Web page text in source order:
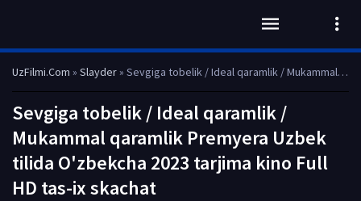
UzFilmi.Com » Slayder» Sevgiga tobelik / Ideal qaramlik / Mukammal qaramlik Premyera Uzbek tilida O'zbekcha 2023 tarjima kino Full HD tas-ix skachat
Sevgiga tobelik / Ideal qaramlik /
Mukammal qaramlik Premyera Uzbek
tilida O'zbekcha 2023 tarjima kino Full
HD tas-ix skachat